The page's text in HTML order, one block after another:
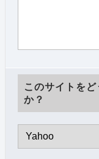
このサイトを
か？